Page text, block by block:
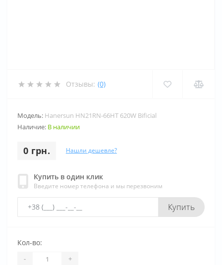
Отзывы: (0)
Модель: Hanersun HN21RN-66HT 620W Bificial
Наличие: В наличии
0 грн. Нашли дешевле?
Купить в один клик
Введите номер телефона и мы перезвоним
Купить
Кол-во:
- +